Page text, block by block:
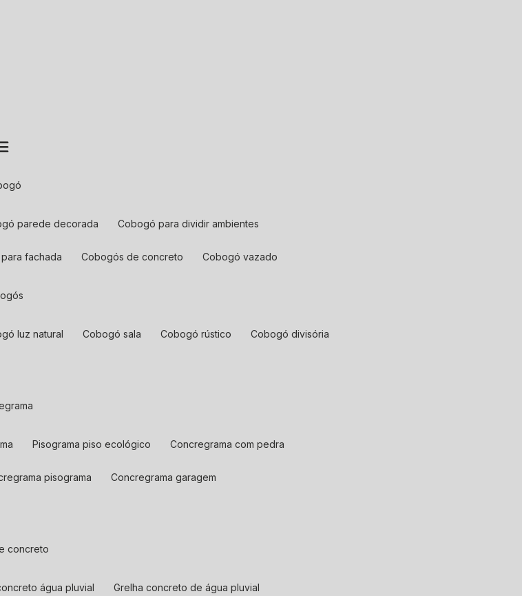
parede decorada cobogó para dividir ambientes
para fachada cobogós de concreto cobogó vazado
luz natural cobogó sala cobogó rústico cobogó divisória
pisograma piso ecológico concregrama com pedra
pisograma concregrama garagem
concreto
água pluvial grelha concreto de água pluvial